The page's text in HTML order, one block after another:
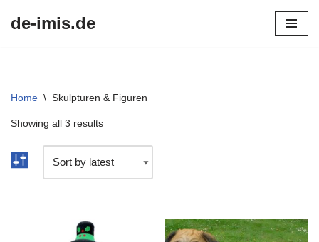
de-imis.de
Home \ Skulpturen & Figuren
Showing all 3 results